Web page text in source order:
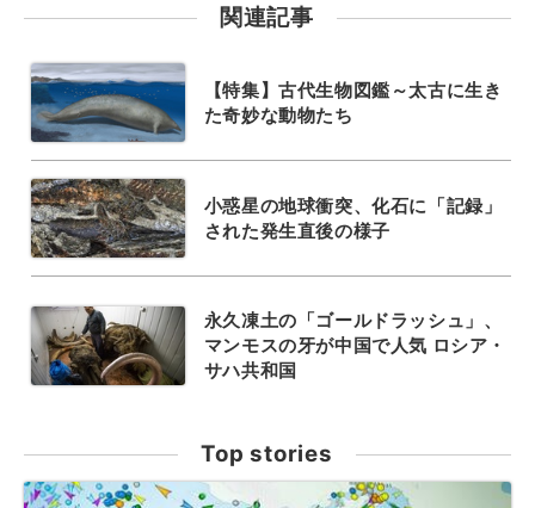
関連記事
【特集】古代生物図鑑～太古に生き
た奇妙な動物たち
小惑星の地球衝突、化石に「記録」
された発生直後の様子
永久凍土の「ゴールドラッシュ」、
マンモスの牙が中国で人気 ロシア・
サハ共和国
Top stories